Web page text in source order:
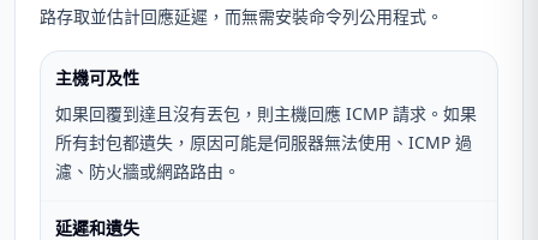
路存取並估計回應延遲，而無需安裝命令列公用程式。
主機可及性
如果回覆到達且沒有丟包，則主機回應 ICMP 請求。如果
所有封包都遺失，原因可能是伺服器無法使用、ICMP 過
濾、防火牆或網路路由。
延遲和遺失